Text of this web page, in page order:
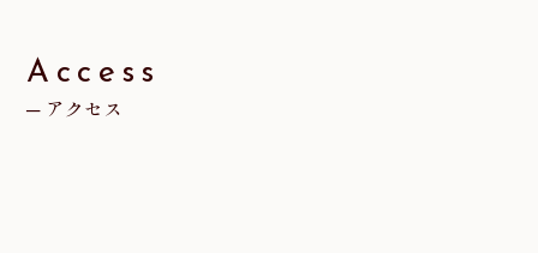
Access
アクセス